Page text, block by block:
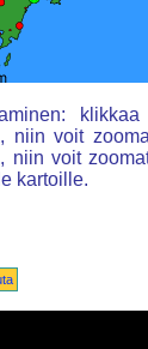
niin voit
niin voit
kartoille.